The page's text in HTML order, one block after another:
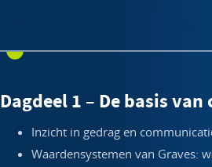
Dagdeel 1 – De basis
Inzicht in gedrag en
Waardensystemen van Graves: